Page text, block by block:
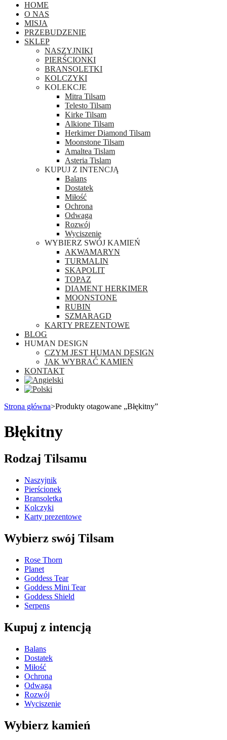
HOME
O NAS
MISJA
PRZEBUDZENIE
SKLEP
NASZYJNIKI
PIERŚCIONKI
BRANSOLETKI
KOLCZYKI
KOLEKCJE
Mitra Tilsam
Telesto Tilsam
Kirke Tilsam
Alkione Tilsam
Herkimer Diamond Tilsam
Moonstone Tilsam
Amaltea Tislam
Asteria Tislam
KUPUJ Z INTENCJĄ
Balans
Dostatek
Miłość
Ochrona
Odwaga
Rozwój
Wyciszenie
WYBIERZ SWÓJ KAMIEŃ
AKWAMARYN
TURMALIN
SKAPOLIT
TOPAZ
DIAMENT HERKIMER
MOONSTONE
RUBIN
SZMARAGD
KARTY PREZENTOWE
BLOG
HUMAN DESIGN
CZYM JEST HUMAN DESIGN
JAK WYBRAĆ KAMIEŃ
KONTAKT
Strona główna>Produkty otagowane „Błękitny”
Błękitny
Rodzaj Tilsamu
Naszyjnik
Pierścionek
Bransoletka
Kolczyki
Karty prezentowe
Wybierz swój Tilsam
Rose Thorn
Planet
Goddess Tear
Goddess Mini Tear
Goddess Shield
Serpens
Kupuj z intencją
Balans
Dostatek
Miłość
Ochrona
Odwaga
Rozwój
Wyciszenie
Wybierz kamień